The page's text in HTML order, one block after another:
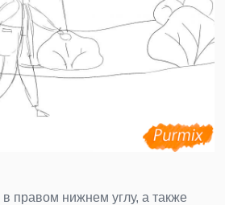
правом нижнем углу, а также